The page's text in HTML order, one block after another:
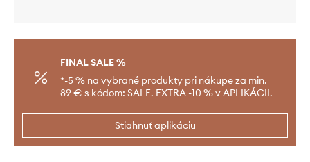
FINAL SALE %
*-5 % na vybrané produkty pri nákupe za min.
89 € s kódom: SALE. EXTRA -10 % v APLIKÁCII.
Stiahnuť aplikáciu